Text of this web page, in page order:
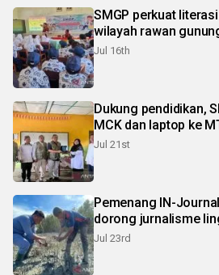
SMGP perkuat
wilayah rawan
Jul 16th
Dukung pendidikan,
MCK dan laptop ke
Jul 21st
Pemenang IN-
dorong jurnalisme
Jul 23rd